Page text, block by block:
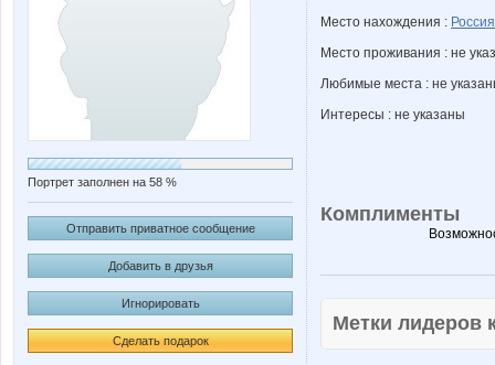
Портрет заполнен на 58 %
Отправить приватное сообщение
Добавить в друзья
Игнорировать
Сделать подарок
Место нахождения : Россия
Место проживания : не
Любимые места : не
Интересы : не указаны
Комплименты
Метки